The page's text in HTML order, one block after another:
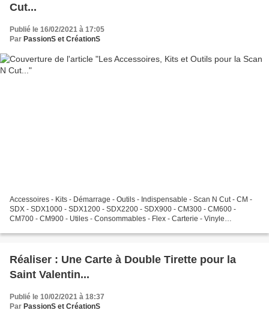
Cut...
Publié le 16/02/2021 à 17:05
Par PassionS et CréationS
Accessoires - Kits - Démarrage - Outils - Indispensable - Scan N Cut - CM -
SDX - SDX1000 - SDX1200 - SDX2200 - SDX900 - CM300 - CM600 -
CM700 - CM900 - Utiles - Consommables - Flex - Carterie - Vinyle
Réaliser : Une Carte à Double Tirette pour la
Saint Valentin...
Publié le 10/02/2021 à 18:37
Par PassionS et CréationS